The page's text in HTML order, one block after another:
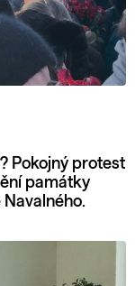
Pokojný protest
památky